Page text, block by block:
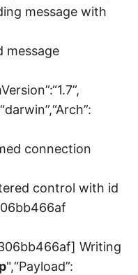
message with
message
connection
control with id
Writing
",“Payload”: